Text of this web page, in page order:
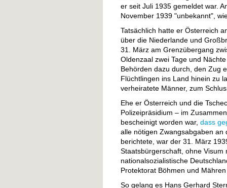
er seit Juli 1935 gemeldet war.
November 1939 "unbekannt",
Tatsächlich hatte er Österreich
über die Niederlande und
31. März am Grenzübergang
Oldenzaal zwei Tage und
Behörden dazu durch, den Zug
Flüchtlingen ins Land hinein zu
verheiratete Männer, zum
Ehe er Österreich und die
Polizeipräsidium – im
bescheinigt worden war, dass
alle nötigen Zwangsabgaben an
berichtete, war der 31. März
Staatsbürgerschaft, ohne
nationalsozialistische
Protektorat Böhmen und
So gelang es Hans Gerhard